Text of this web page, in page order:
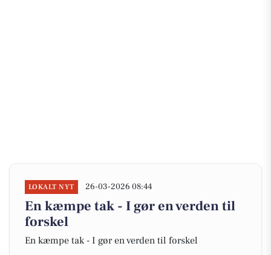
LOKALT NYT 26-03-2026 08:44
En kæmpe tak - I gør en verden til
forskel
En kæmpe tak - I gør en verden til forskel